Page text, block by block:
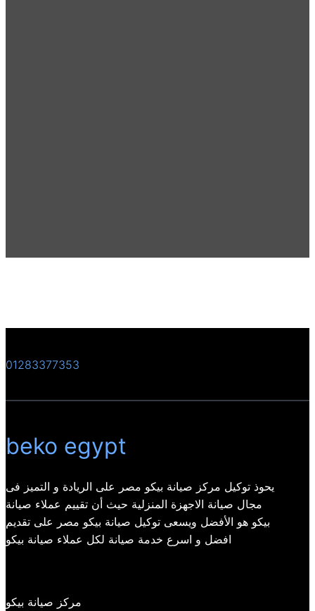
01283377353
beko egypt
يحوذ توكيل مركز صيانة بيكو مصر على الريادة و التميز فى
مجال صيانة الاجهزة المنزلية حيث أن تقييم عملاء صيانة
بيكو هو الأفضل ويسعى توكيل صيانة بيكو مصر على تقديم
افضل و اسرع خدمة صيانة لكل عملاء صيانة بيكو
مركز صيانة بيكو